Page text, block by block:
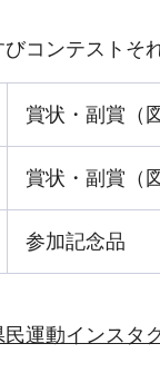
コンテストそ
賞状・副賞（
賞状・副賞（
参加記念品
運動インスタ